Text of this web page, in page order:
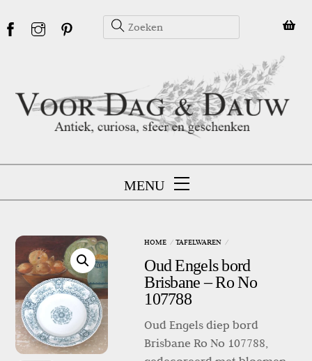
to
MENU
HOME TAFELWAREN
Oud Engels bord
Brisbane – Ro No
107788
Oud Engels diep bord
Brisbane Ro No 107788,